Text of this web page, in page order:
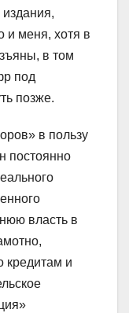
и меня, хотя в
в том
под
позже.
в пользу
постоянно
власть в
кредитам и